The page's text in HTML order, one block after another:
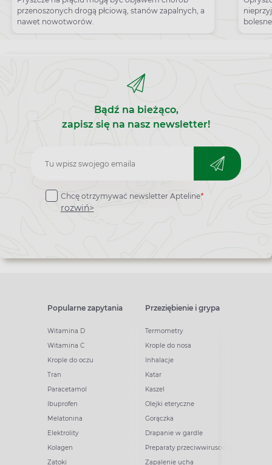
przenoszonych drogą płciową, stanów zapalnych, a
nawet nowotworów.
Bądź na bieżąco,
zapisz się na nasz newsletter!
Zapisz
do
newslettera
Chcę otrzymywać newsletter Apteline*
rozwiń>
Popularne zapytania
Witamina D
Witamina C
Krople do oczu
Tran
Paracetamol
Ibuprofen
Melatonina
Elektrolity
Kolagen
Zatoki
Przeziębienie i grypa
Termometry
Krople do nosa
Inhalacje
Katar
Kaszel
Olejki eteryczne
Gorączka
Drapanie w gardle
Preparaty przeciwwirusowe
Zapalenie ucha